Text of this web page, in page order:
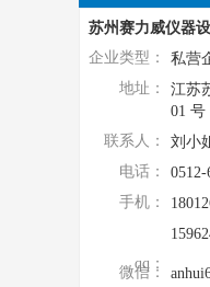
苏州赛力威仪器
企业类型：
私营
地址：
江苏
01 号
联系人：
刘小
电话：
0512-
手机：
qq：
微信：